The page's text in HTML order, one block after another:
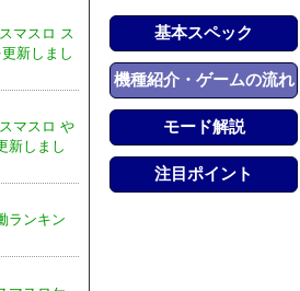
マスロ ス
新しまし
マスロ や
新しまし
ランキン
基本スペック
機種紹介・ゲームの流れ
モード解説
注目ポイント